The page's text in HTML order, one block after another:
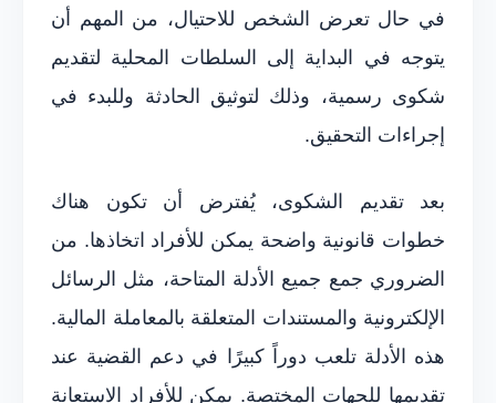
في حال تعرض الشخص للاحتيال، من المهم أن
يتوجه في البداية إلى السلطات المحلية لتقديم
شكوى رسمية، وذلك لتوثيق الحادثة وللبدء في
إجراءات التحقيق.
بعد تقديم الشكوى، يُفترض أن تكون هناك
خطوات قانونية واضحة يمكن للأفراد اتخاذها. من
الضروري جمع جميع الأدلة المتاحة، مثل الرسائل
الإلكترونية والمستندات المتعلقة بالمعاملة المالية.
هذه الأدلة تلعب دوراً كبيرًا في دعم القضية عند
تقديمها للجهات المختصة. يمكن للأفراد الاستعانة